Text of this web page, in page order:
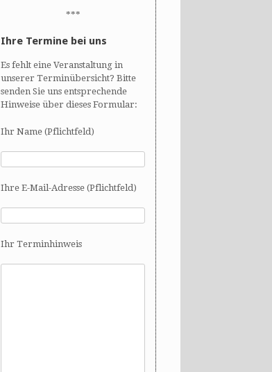
***
Ihre Termine bei uns
Es fehlt eine Veranstaltung in
unserer Terminübersicht? Bitte
senden Sie uns entsprechende
Hinweise über dieses Formular:
Ihr Name (Pflichtfeld)
Ihre E-Mail-Adresse (Pflichtfeld)
Ihr Terminhinweis